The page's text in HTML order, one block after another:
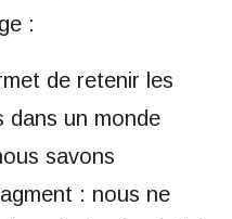
:
de retenir les
dans un monde
savons
: nous ne